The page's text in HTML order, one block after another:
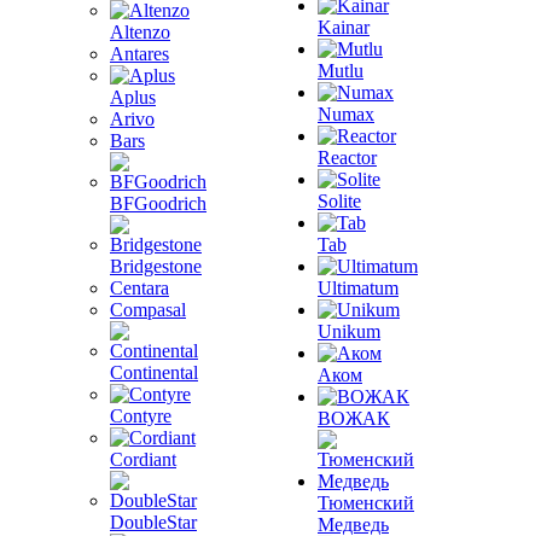
Altenzo
Antares
Aplus
Arivo
Bars
BFGoodrich
Bridgestone
Centara
Compasal
Continental
Contyre
Cordiant
DoubleStar
Kainar
Mutlu
Numax
Reactor
Solite
Tab
Ultimatum
Unikum
Аком
ВОЖАК
Тюменский
Медведь